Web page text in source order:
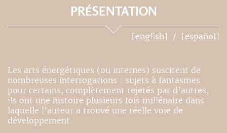
PRÉSENTATION
[english] [español]
Les arts énergétiques (ou internes) suscitent de
nombreuses interrogations : sujets à fantasmes
pour certains, complètement rejetés par d’autres,
ils ont une histoire plusieurs fois millénaire dans
laquelle l’auteur a trouvé une réelle voie de
développement.